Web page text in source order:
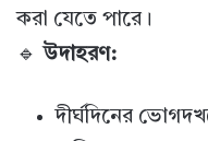
করা যেতে পারে।
🔹 উদাহরণ:
দীর্ঘদিনের